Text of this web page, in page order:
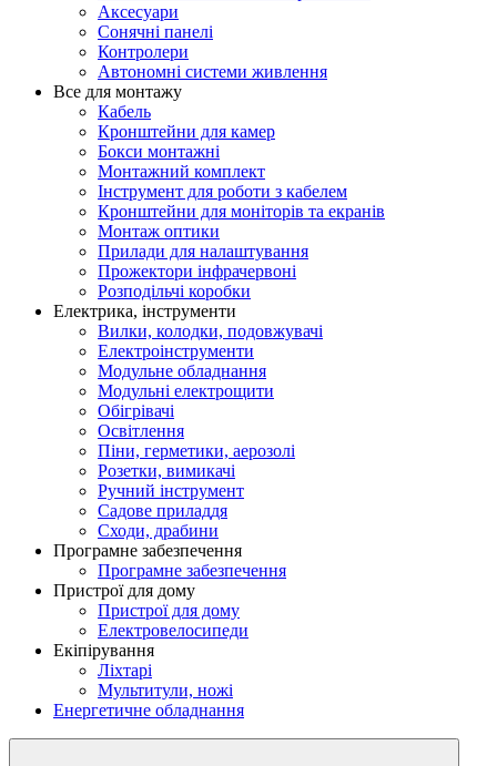
Аксесуари
Сонячні панелі
Контролери
Автономні системи живлення
Все для монтажу
Кабель
Кронштейни для камер
Бокси монтажні
Монтажний комплект
Інструмент для роботи з кабелем
Кронштейни для моніторів та екранів
Монтаж оптики
Прилади для налаштування
Прожектори інфрачервоні
Розподільчі коробки
Електрика, інструменти
Вилки, колодки, подовжувачі
Електроінструменти
Модульне обладнання
Модульні електрощити
Обігрівачі
Освітлення
Піни, герметики, аерозолі
Розетки, вимикачі
Ручний інструмент
Садове приладдя
Сходи, драбини
Програмне забезпечення
Програмне забезпечення
Пристрої для дому
Пристрої для дому
Електровелосипеди
Екіпірування
Ліхтарі
Мультитули, ножі
Енергетичне обладнання